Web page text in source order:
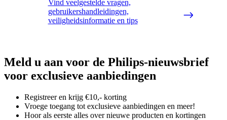
Vind veelgestelde vragen,
gebruikershandleidingen,
veiligheidsinformatie en tips
Meld u aan voor de Philips-nieuwsbrief
voor exclusieve aanbiedingen
Registreer en krijg €10,- korting
Vroege toegang tot exclusieve aanbiedingen en meer!
Hoor als eerste alles over nieuwe producten en kortingen